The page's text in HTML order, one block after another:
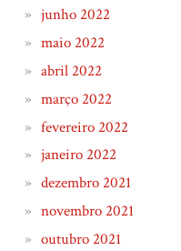
junho 2022
maio 2022
abril 2022
março 2022
fevereiro 2022
janeiro 2022
dezembro 2021
novembro 2021
outubro 2021